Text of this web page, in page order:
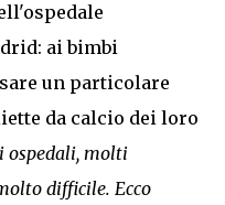
ai bimbi
un particolare
da calcio dei loro
ospedali, molti
difficile. Ecco